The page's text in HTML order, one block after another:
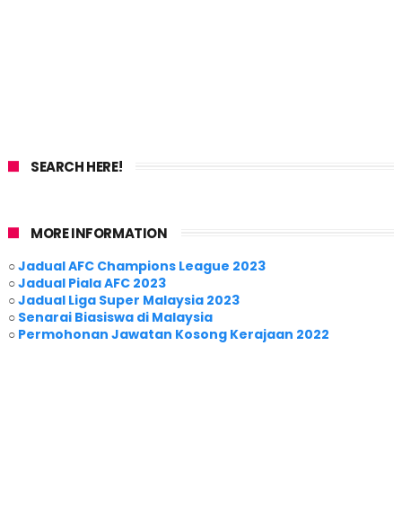
SEARCH HERE!
MORE INFORMATION
○Jadual AFC Champions League 2023
○Jadual Piala AFC 2023
○Jadual Liga Super Malaysia 2023
○ Senarai Biasiswa di Malaysia
○ Permohonan Jawatan Kosong Kerajaan 2022